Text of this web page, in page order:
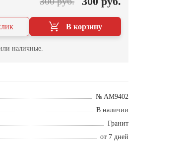
В корзину
наличные.
№ AM9402
В наличии
Гранит
от 7 дней